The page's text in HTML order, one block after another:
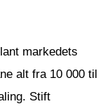
markedets
alt fra 10 000 til
Stift